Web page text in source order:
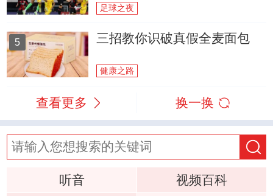
足球之夜
5 三招教你识破真假全麦面包
健康之路
查看更多 换一换
听音 视频百科